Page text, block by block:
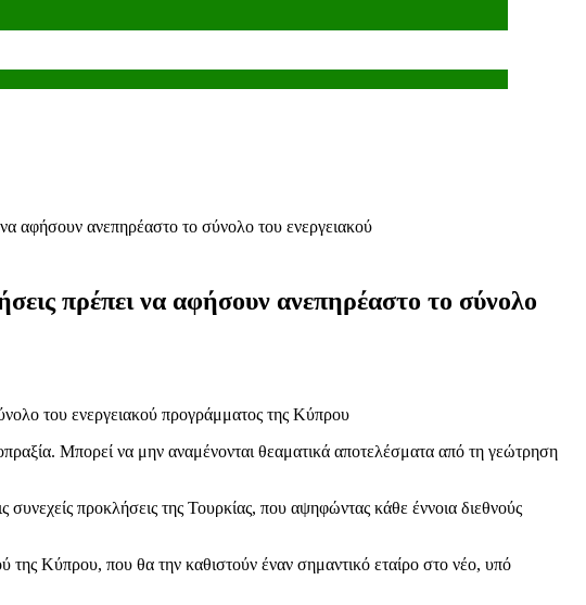
αφήσουν ανεπηρέαστο το σύνολο του ενεργειακού
πρέπει να αφήσουν ανεπηρέαστο το σύνολο
Μπορεί να μην αναμένονται θεαματικά αποτελέσματα από τη γεώτρηση
συνεχείς προκλήσεις της Τουρκίας, που αψηφώντας κάθε έννοια διεθνούς
της Κύπρου, που θα την καθιστούν έναν σημαντικό εταίρο στο νέο, υπό